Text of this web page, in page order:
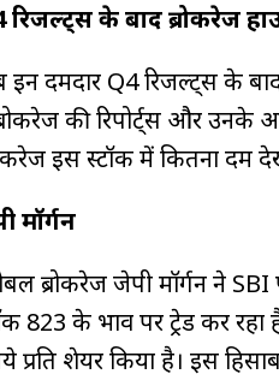
रिजल्‍ट्स के बाद ब्रोकरेज
इन दमदार Q4 रिजल्‍ट्स के
की रिपोर्ट्स और
इस स्टॉक में कितना दम
मॉर्गन
ब्रोकरेज जेपी मॉर्गन ने
823 के भाव पर ट्रेड कर
प्रति शेयर किया है। इस